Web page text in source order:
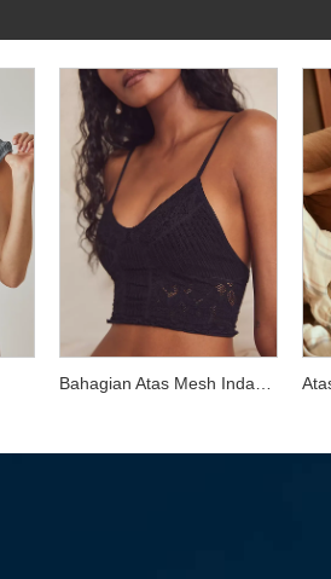
Bahagian Atas Mesh Indah Lancar